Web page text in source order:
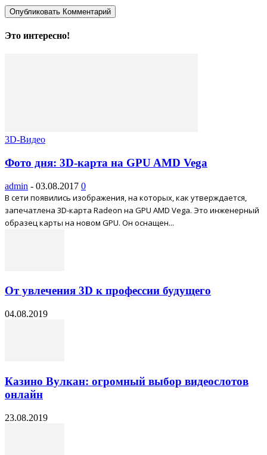
Это интересно!
3D-Видео
Фото дня: 3D-карта на GPU AMD Vega
admin - 03.08.2017 0
В сети появились изображения, на которых, как утверждается,
запечатлена 3D-карта Radeon на GPU AMD Vega. Это инженерный
образец карты на новом GPU. Он оснащен...
От увлечения 3D к профессии будущего
04.08.2019
Казино Вулкан: огромный выбор видеослотов
онлайн
23.08.2019